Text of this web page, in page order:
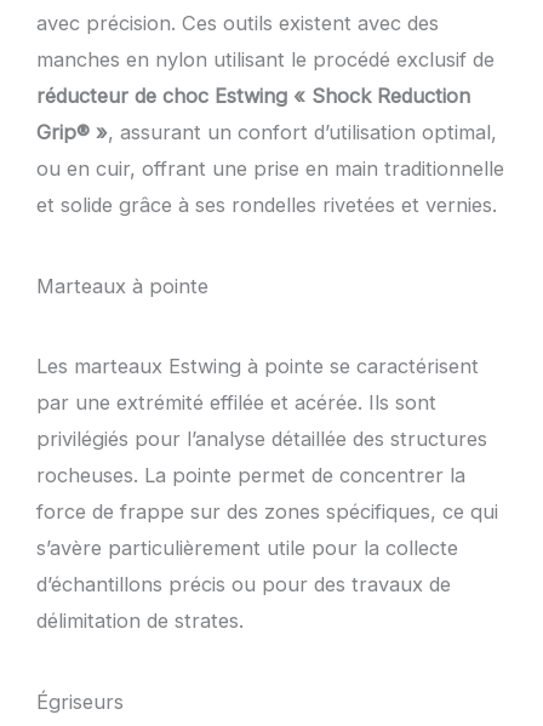
avec précision. Ces outils existent avec des
manches en nylon utilisant le procédé exclusif de
réducteur de choc Estwing « Shock Reduction
Grip® », assurant un confort d’utilisation optimal,
ou en cuir, offrant une prise en main traditionnelle
et solide grâce à ses rondelles rivetées et vernies.
Marteaux à pointe
Les marteaux Estwing à pointe se caractérisent
par une extrémité effilée et acérée. Ils sont
privilégiés pour l’analyse détaillée des structures
rocheuses. La pointe permet de concentrer la
force de frappe sur des zones spécifiques, ce qui
s’avère particulièrement utile pour la collecte
d’échantillons précis ou pour des travaux de
délimitation de strates.
Égriseurs